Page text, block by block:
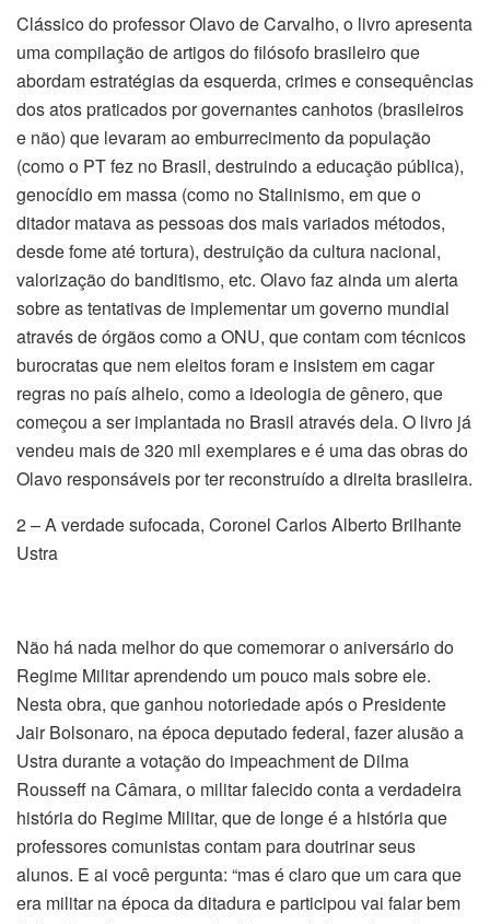
Clássico do professor Olavo de Carvalho, o livro apresenta
uma compilação de artigos do filósofo brasileiro que
abordam estratégias da esquerda, crimes e consequências
dos atos praticados por governantes canhotos (brasileiros
e não) que levaram ao emburrecimento da população
(como o PT fez no Brasil, destruindo a educação pública),
genocídio em massa (como no Stalinismo, em que o
ditador matava as pessoas dos mais variados métodos,
desde fome até tortura), destruição da cultura nacional,
valorização do banditismo, etc. Olavo faz ainda um alerta
sobre as tentativas de implementar um governo mundial
através de órgãos como a ONU, que contam com técnicos
burocratas que nem eleitos foram e insistem em cagar
regras no país alheio, como a ideologia de gênero, que
começou a ser implantada no Brasil através dela. O livro já
vendeu mais de 320 mil exemplares e é uma das obras do
Olavo responsáveis por ter reconstruído a direita brasileira.
2 – A verdade sufocada, Coronel Carlos Alberto Brilhante
Ustra
Não há nada melhor do que comemorar o aniversário do
Regime Militar aprendendo um pouco mais sobre ele.
Nesta obra, que ganhou notoriedade após o Presidente
Jair Bolsonaro, na época deputado federal, fazer alusão a
Ustra durante a votação do impeachment de Dilma
Rousseff na Câmara, o militar falecido conta a verdadeira
história do Regime Militar, que de longe é a história que
professores comunistas contam para doutrinar seus
alunos. E ai você pergunta: “mas é claro que um cara que
era militar na época da ditadura e participou vai falar bem